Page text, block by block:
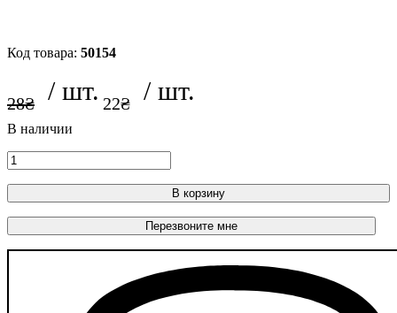
50154
28₴ 22₴
В корзину
Перезвоните мне